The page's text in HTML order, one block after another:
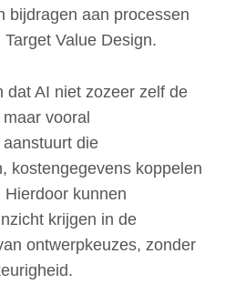
bijdragen aan processen
Value Design.
dat AI niet zozeer zelf de
vooral
die
kostengegevens koppelen
kunnen
krijgen in de
ontwerpkeuzes, zonder